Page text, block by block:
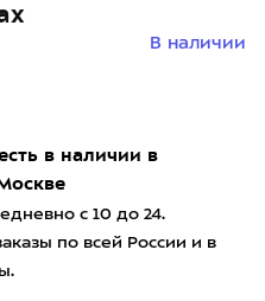
в наличии в
с 10 до 24.
по всей России и в
В наличии